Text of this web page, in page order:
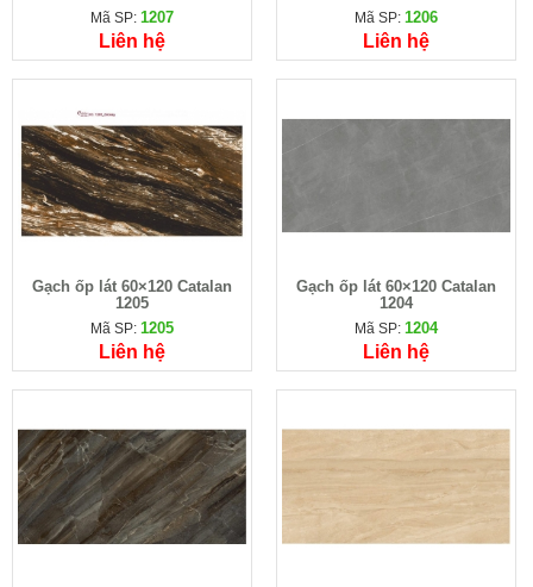
Mã SP: 1207
Liên hệ
Mã SP: 1206
Liên hệ
Gạch ốp lát 60×120 Catalan
1205
Mã SP: 1205
Liên hệ
Gạch ốp lát 60×120 Catalan
1204
Mã SP: 1204
Liên hệ